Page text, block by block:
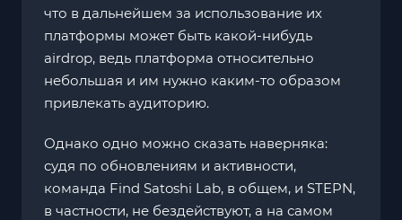
что в дальнейшем за использование их
платформы может быть какой-нибудь
airdrop, ведь платформа относительно
небольшая и им нужно каким-то образом
привлекать аудиторию.
Однако одно можно сказать наверняка:
судя по обновлениям и активности,
команда Find Satoshi Lab, в общем, и STEPN,
в частности, не бездействуют, а на самом